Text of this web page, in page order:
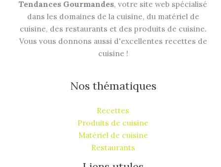
Tendances Gourmandes, votre site web spécialisé
dans les domaines de la cuisine, du matériel de
cuisine, des restaurants et des produits de cuisine.
Vous vous donnons aussi d'excellentes recettes de
cuisine !
Nos thématiques
Recettes
Produits de cuisine
Matériel de cuisine
Restaurants